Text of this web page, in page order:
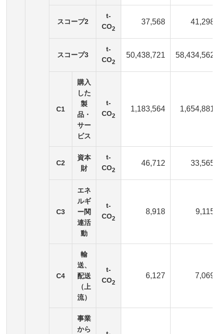
スコープ2
t-
CO2
37,568 41,298
スコープ3
t-
CO2
50,438,721 58,434,562
C1
購入
した
製
品・
サー
ビス
t-
CO2
1,183,564 1,654,881
C2
資本
財
t-
CO2
46,712 33,565
C3
エネ
ルギ
ー関
連活
動
t-
CO2
8,918 9,115
C4
輸
送、
配送
（上
流）
t-
CO2
6,127 7,069
事業
から